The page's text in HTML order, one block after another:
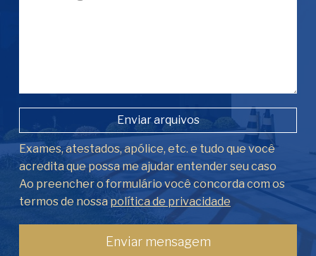
Enviar arquivos
Exames, atestados, apólice, etc. e tudo que você
acredita que possa me ajudar entender seu caso
Ao preencher o formulário você concorda com os
termos de nossa política de privacidade